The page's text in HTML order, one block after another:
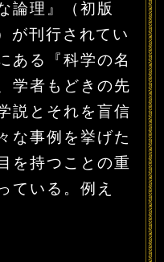
論理』（初版
が刊行されてい
ある『科学の名
学者もどきの先
説とそれを盲信
な事例を挙げた
を持つことの重
ている。例え